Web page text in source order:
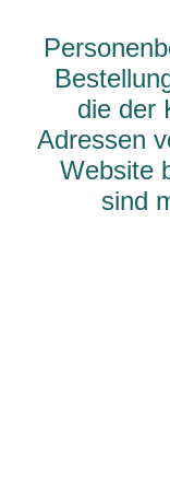
die der
Adressen
Website
sind